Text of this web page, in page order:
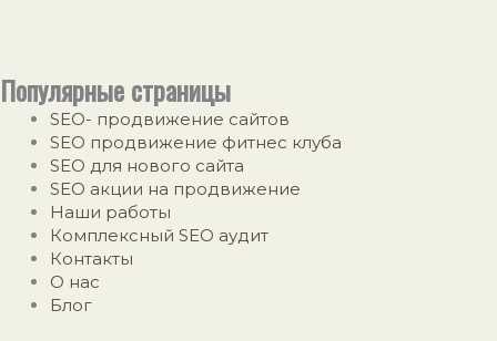
Популярные страницы
SEO- продвижение сайтов
SEO продвижение фитнес клуба
SEO для нового сайта
SEO акции на продвижение
Наши работы
Комплексный SEO аудит
Контакты
О нас
Блог